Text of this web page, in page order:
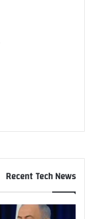
Recent Tech News